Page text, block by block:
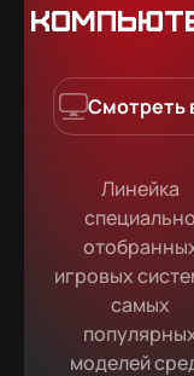
Смотреть
Линейка
специально
игровых
самых
моделей